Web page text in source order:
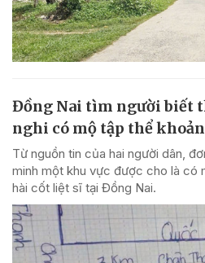
Đồng Nai tìm người biết
nghi có mộ tập thể
Từ nguồn tin của hai người dân,
minh một khu vực được cho là có
hài cốt liệt sĩ tại Đồng Nai.